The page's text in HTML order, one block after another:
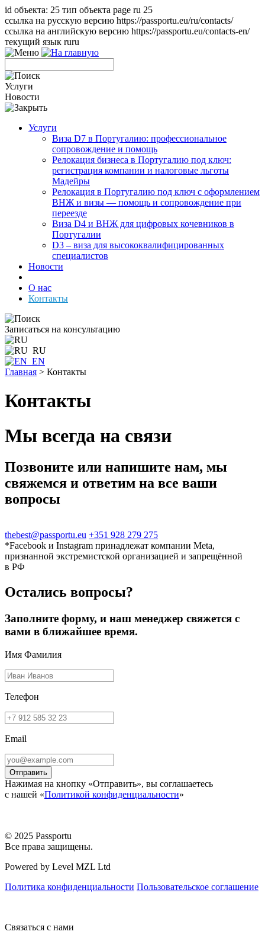
id объекта: 25 тип объекта page ru 25
ссылка на русскую версию https://passportu.eu/ru/contacts/
ссылка на английскую версию https://passportu.eu/contacts-en/
текущий язык ruru
Услуги
Новости
Услуги
Виза D7 в Португалию: профессиональное
сопровождение и помощь
Релокация бизнеса в Португалию под ключ:
регистрация компании и налоговые льготы
Мадейры
Релокация в Португалию под ключ с оформлением
ВНЖ и визы — помощь и сопровождение при
переезде
Виза D4 и ВНЖ для цифровых кочевников в
Португалии
D3 – виза для высококвалифицированных
специалистов
Новости
О нас
Контакты
Записаться на консультацию
RU
EN
Главная > Контакты
Контакты
Мы всегда на связи
Позвоните или напишите нам, мы
свяжемся и ответим на все ваши
вопросы
thebest@passportu.eu +351 928 279 275
*Facebook и Instagram принадлежат компании Meta,
признанной экстремистской организацией и запрещённой
в РФ
Остались вопросы?
Заполните форму, и наш менеджер свяжется с
вами в ближайшее время.
Имя Фамилия
Телефон
Email
Нажимая на кнопку «Отправить», вы соглашаетесь
с нашей «Политикой конфиденциальности»
© 2025 Passportu
Все права защищены.
Powered by Level MZL Ltd
Политика конфиденциальности Пользовательское соглашение
Связаться с нами